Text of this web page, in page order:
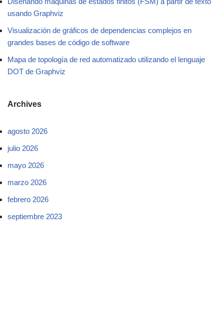
usando Graphviz
Visualización de gráficos de dependencias complejos en
grandes bases de código de software
Mapa de topología de red automatizado utilizando el lenguaje
DOT de Graphviz
Archives
agosto 2026
julio 2026
mayo 2026
marzo 2026
febrero 2026
septiembre 2023